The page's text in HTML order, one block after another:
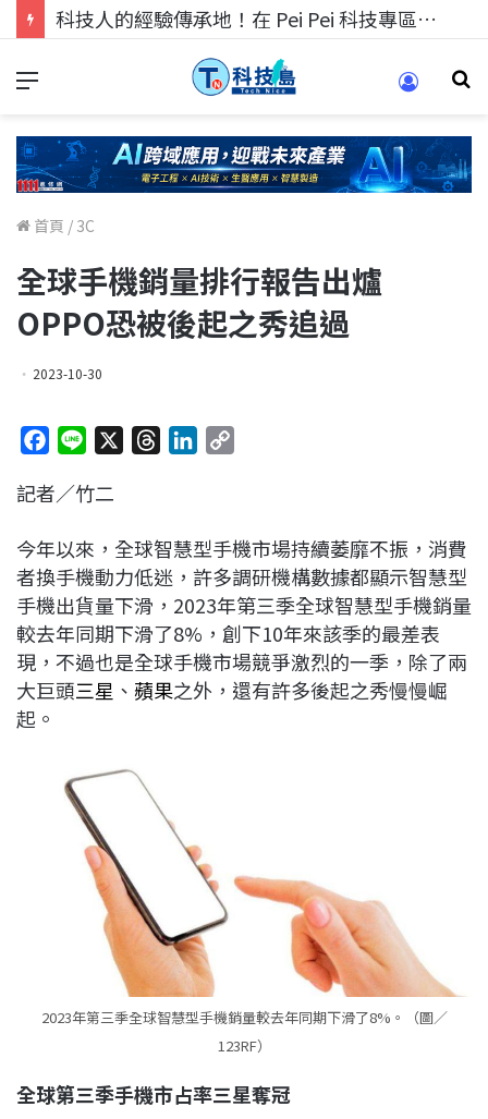
科技人找工作，就到TECH+ 科技專區!
首頁 / 3C
全球手機銷量排行報告出爐
OPPO恐被後起之秀追過
2023-10-30
c
b
o
o
k
n
a
d
s
e
d
I
n
L
i
n
k
記者／竹二
今年以來，全球智慧型手機市場持續萎靡不振，消費
者換手機動力低迷，許多調研機構數據都顯示智慧型
手機出貨量下滑，2023年第三季全球智慧型手機銷量
較去年同期下滑了8%，創下10年來該季的最差表
現，不過也是全球手機市場競爭激烈的一季，除了兩
大巨頭三星 、 蘋果之外，還有許多後起之秀慢慢崛
起。
2023年第三季全球智慧型手機銷量較去年同期下滑了8%。（圖／
123RF）
全球第三季手機市占率三星奪冠